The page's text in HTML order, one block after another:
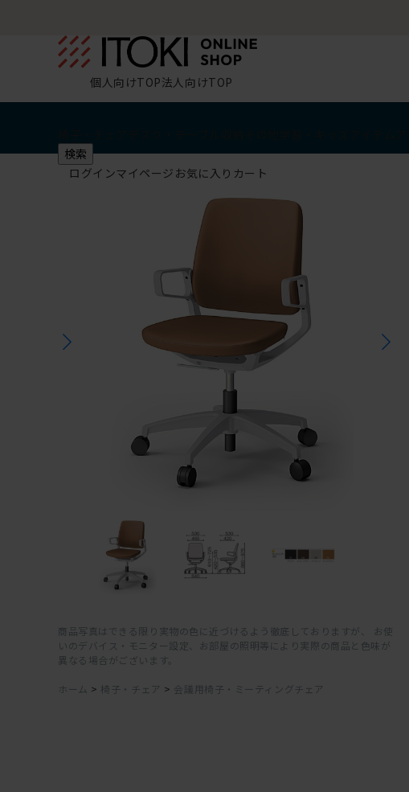
個人向けTOP法人向けTOP
検索
ログインマイページ お気に入り カート
商品写真はできる限り実物の色に近づけるよう徹底しておりますが、 お使
いのデバイス・モニター設定、お部屋の照明等により実際の商品と色味が
異なる場合がございます。
ホーム > 椅子・チェア > 会議用椅子・ミーティングチェア